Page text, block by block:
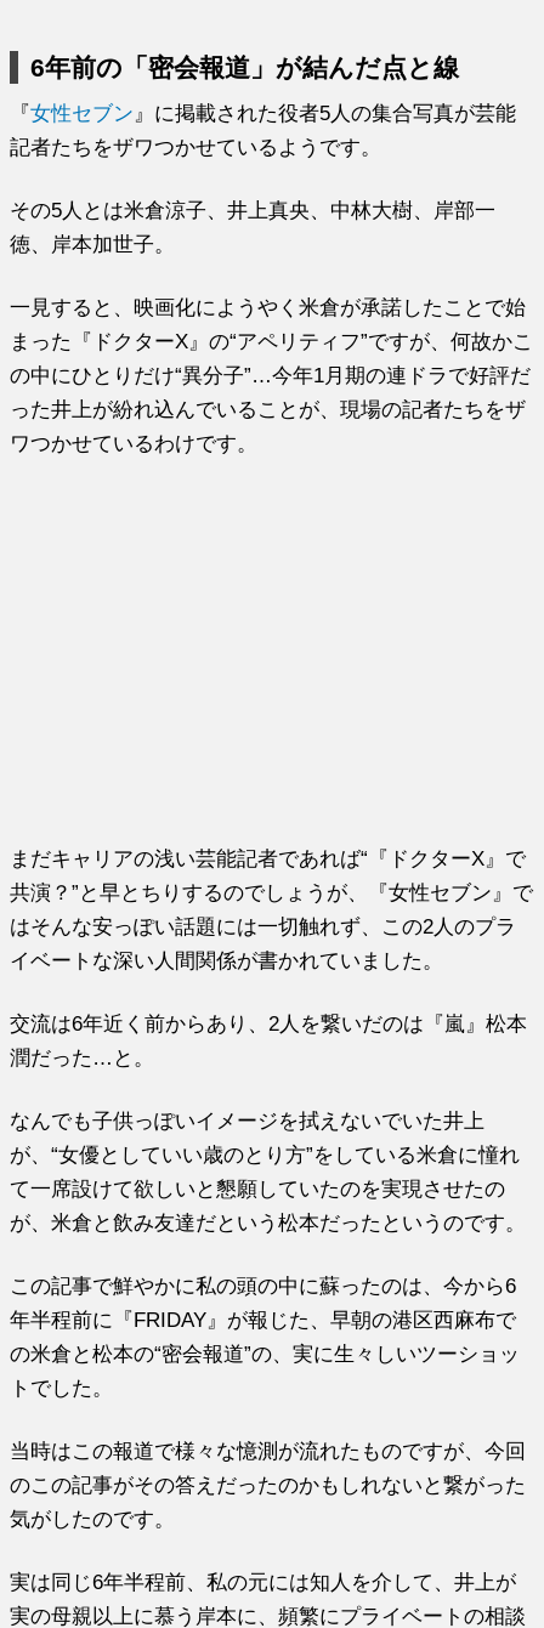
6年前の「密会報道」が結んだ点と線
『女性セブン 』に掲載された役者5人の集合写真が芸能
記者たちをザワつかせているようです。
その5人とは米倉涼子、井上真央、中林大樹、岸部一
徳、岸本加世子。
一見すると、映画化にようやく米倉が承諾したことで始
まった『ドクターX』の“アペリティフ”ですが、何故かこ
の中にひとりだけ“異分子”…今年1月期の連ドラで好評だ
った井上が紛れ込んでいることが、現場の記者たちをザ
ワつかせているわけです。
まだキャリアの浅い芸能記者であれば“『ドクターX』で
共演？”と早とちりするのでしょうが、『女性セブン』で
はそんな安っぽい話題には一切触れず、この2人のプラ
イベートな深い人間関係が書かれていました。
交流は6年近く前からあり、2人を繋いだのは『嵐』松本
潤だった…と。
なんでも子供っぽいイメージを拭えないでいた井上
が、“女優としていい歳のとり方”をしている米倉に憧れ
て一席設けて欲しいと懇願していたのを実現させたの
が、米倉と飲み友達だという松本だったというのです。
この記事で鮮やかに私の頭の中に蘇ったのは、今から6
年半程前に『FRIDAY』が報じた、早朝の港区西麻布で
の米倉と松本の“密会報道”の、実に生々しいツーショッ
トでした。
当時はこの報道で様々な憶測が流れたものですが、今回
のこの記事がその答えだったのかもしれないと繋がった
気がしたのです。
実は同じ6年半程前、私の元には知人を介して、井上が
実の母親以上に慕う岸本に、頻繁にプライベートの相談